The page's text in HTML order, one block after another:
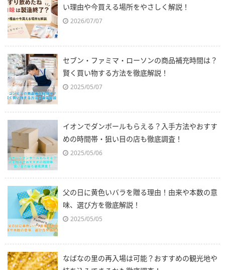
い理由や今買える場所をやさしく解説！
2026/07/07
セブン・ファミマ・ローソンの商品補充時間は？
賢く買い物する方法を徹底解説！
2025/05/07
イオンでダンボールもらえる？入手方法やおすす
めの時間帯・狙い目の店も徹底調査！
2025/05/06
父の日に黄色いバラを贈る理由！由来や本数の意
味、選び方を徹底解説！
2025/05/05
なばなの里の再入場は可能？おすすめの観光地や